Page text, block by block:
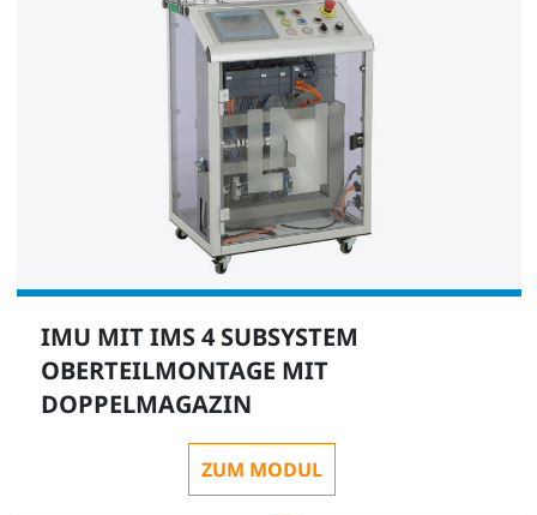
Schlauch- und Zubehörsatz für mechatronische
Systeme
LM9571
1
Inbusschlüsselsatz
LM9716
IMU MIT IMS 4 SUBSYSTEM
OBERTEILMONTAGE MIT
DOPPELMAGAZIN
ZUM MODUL